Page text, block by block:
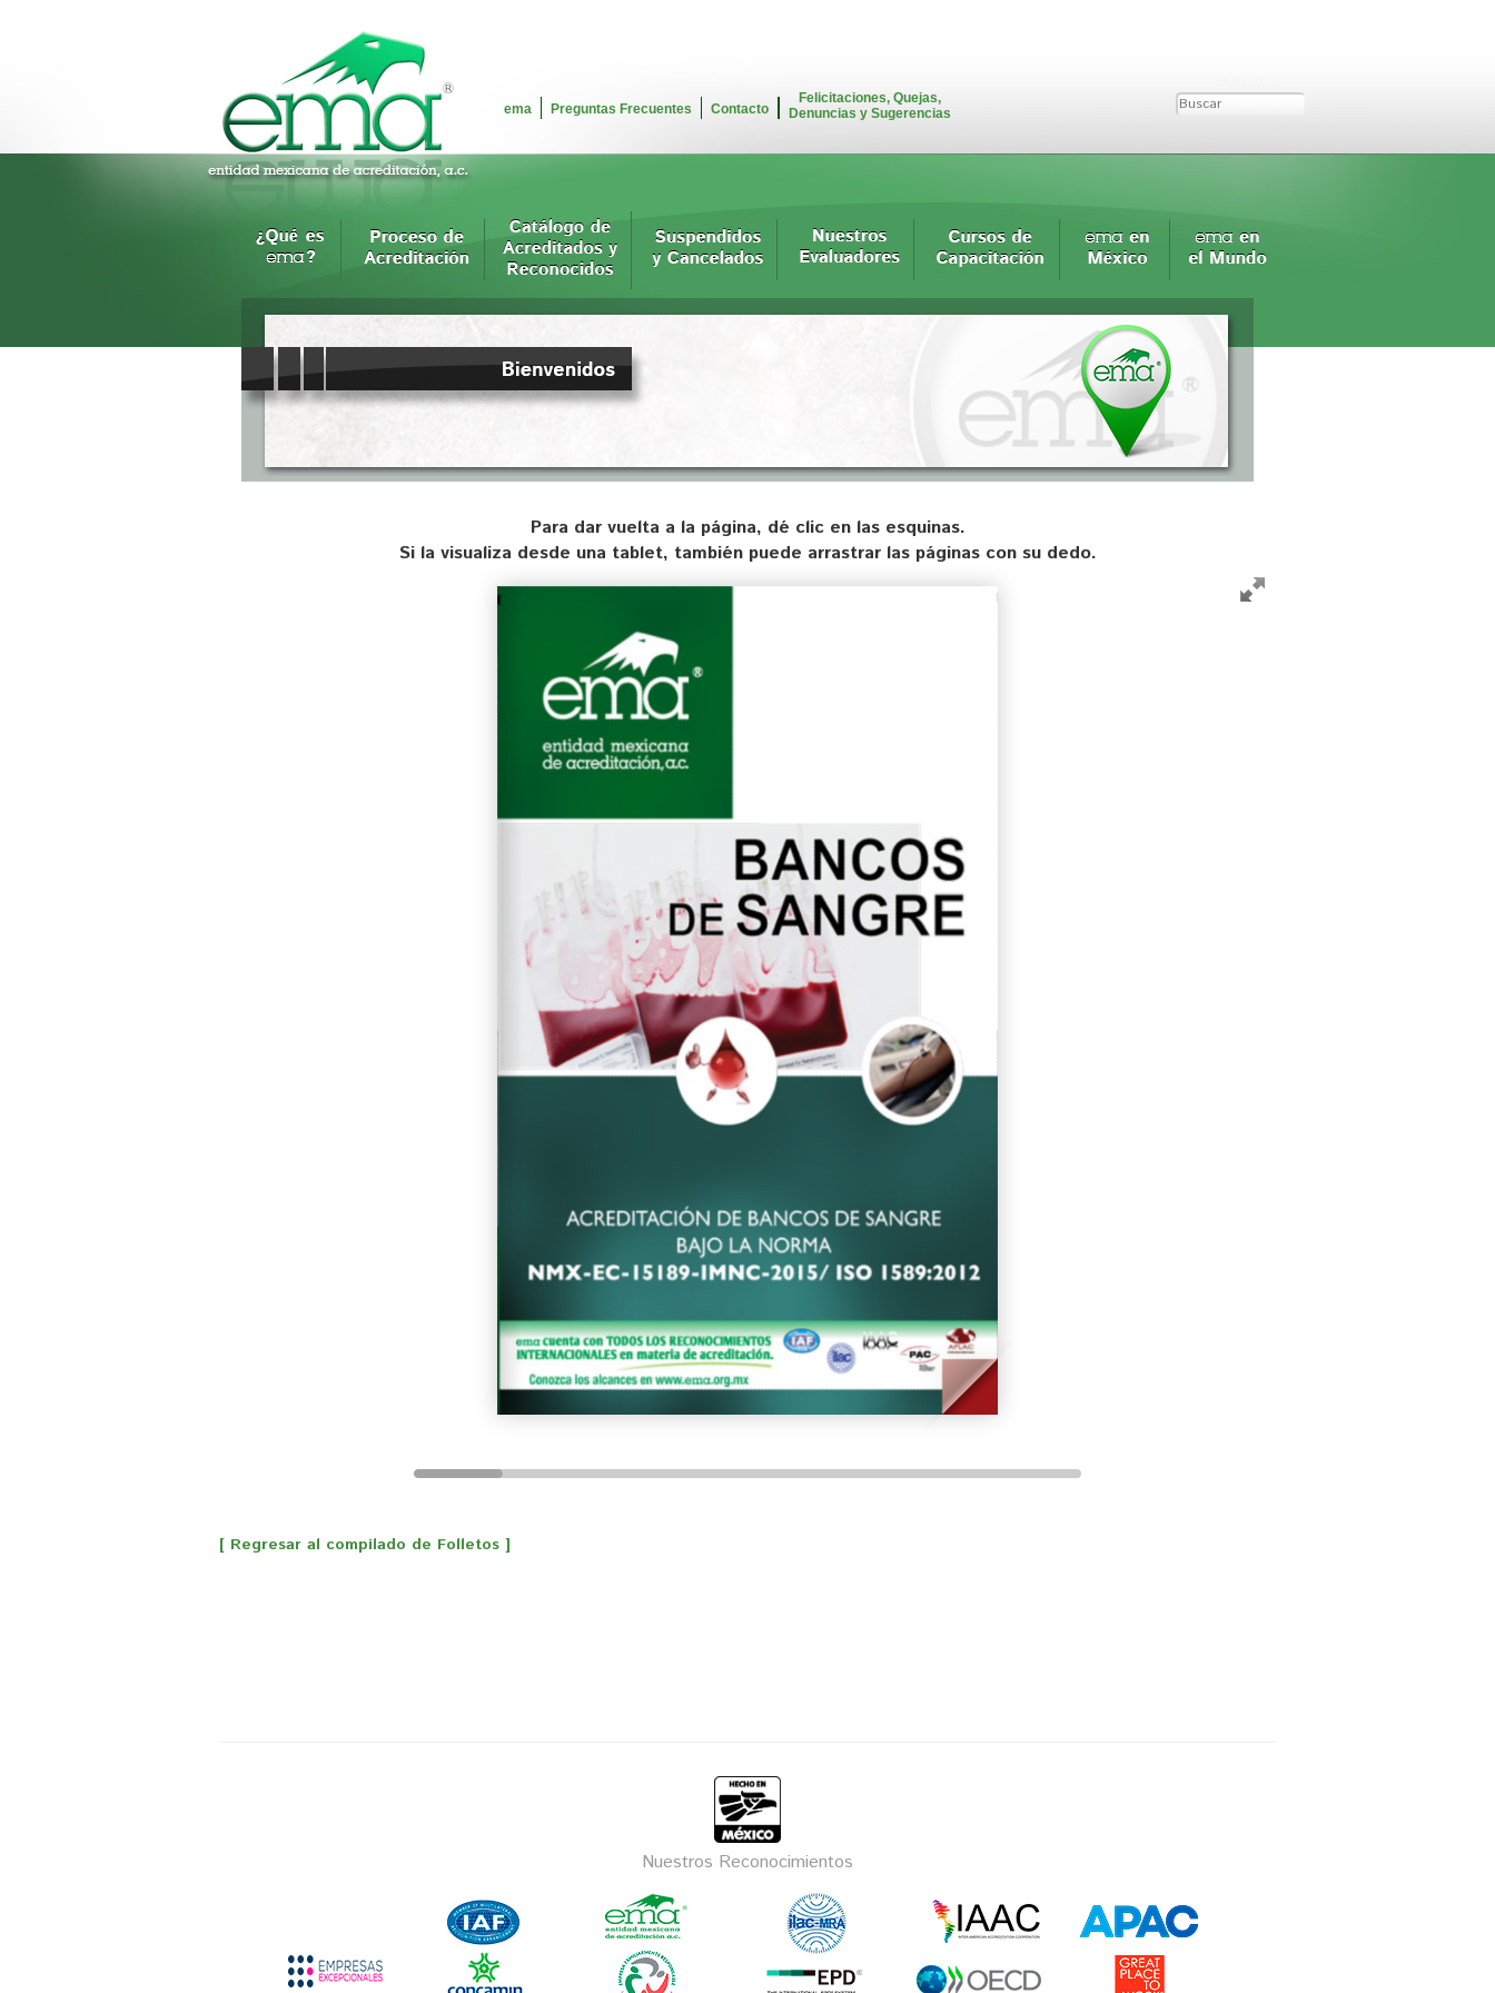
ema Preguntas Frecuentes Contacto
Felicitaciones, Quejas,
Denuncias y Sugerencias
Para dar vuelta a la página, dé clic en las esquinas.
Si la visualiza desde una tablet, también puede arrastrar las páginas con su dedo.
[ Regresar al compilado de Folletos ]
Nuestros Reconocimientos